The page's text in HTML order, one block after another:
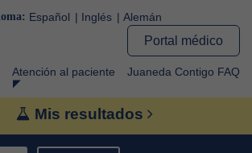
Español Inglés Alemán
Portal médico
Atención al paciente Juaneda Contigo FAQ
Mis resultados